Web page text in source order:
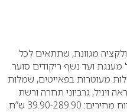
לצעירות לוצ’י משיקה לקראת אירועי סילבסטר 2010 קולקציה מגוונת, שתתאים לכל
ועד נשף ריקודים סוער.
ושמלות מעוטרות בפאייטים, שמלות
ויניל, גרביוני תחרה ורשת
טווח מחירים: 39.90-289.90 ש”ח.